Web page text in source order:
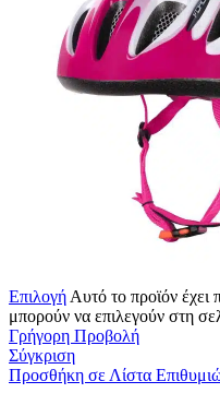
Επιλογή Αυτό το προϊόν έχει
μπορούν να επιλεγούν στη
Γρήγορη Προβολή
Σύγκριση
Προσθήκη σε Λίστα